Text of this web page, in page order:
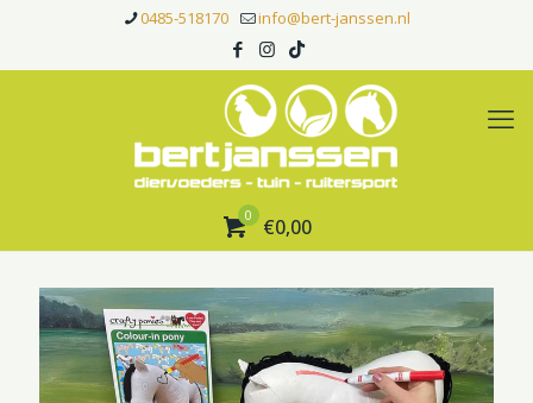
0485-518170 info@bert-janssen.nl
0 €0,00